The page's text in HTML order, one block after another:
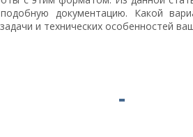
документацию. Какой
и технических особенностей